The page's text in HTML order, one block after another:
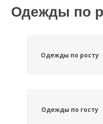
Одежды по
Одежды по росту
Одежды по госту